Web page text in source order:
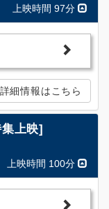
上映時間 97分
詳細情報はこちら
上映]
上映時間 100分